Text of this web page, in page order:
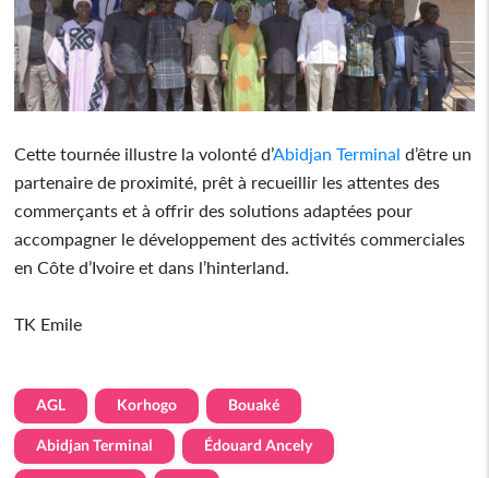
Cette tournée illustre la volonté d’Abidjan Terminal d’être un
partenaire de proximité, prêt à recueillir les attentes des
commerçants et à offrir des solutions adaptées pour
accompagner le développement des activités commerciales
en Côte d’Ivoire et dans l’hinterland.
TK Emile
AGL Korhogo Bouaké
Abidjan Terminal Édouard Ancely